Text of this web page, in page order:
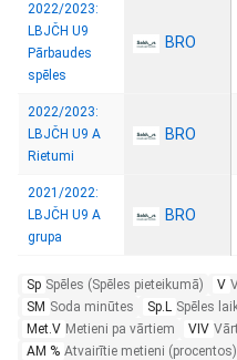
2022/2023:
LBJČH U9
Pārbaudes
spēles
BRO
2022/2023:
LBJČH U9 A
Rietumi
BRO
2021/2022:
LBJČH U9 A
grupa
BRO
Sp Spēles (Spēles pieteikumā) V
SM Soda minūtes Sp.L Spēles
Met.V Metieni pa vārtiem VIV
AM % Atvairītie metieni (procentos)